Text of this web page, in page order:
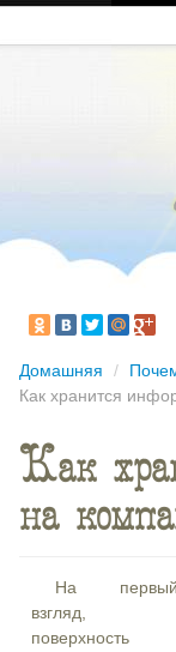
Домашняя /
Как хранится
Как
на
На первый
взгляд,
поверхность